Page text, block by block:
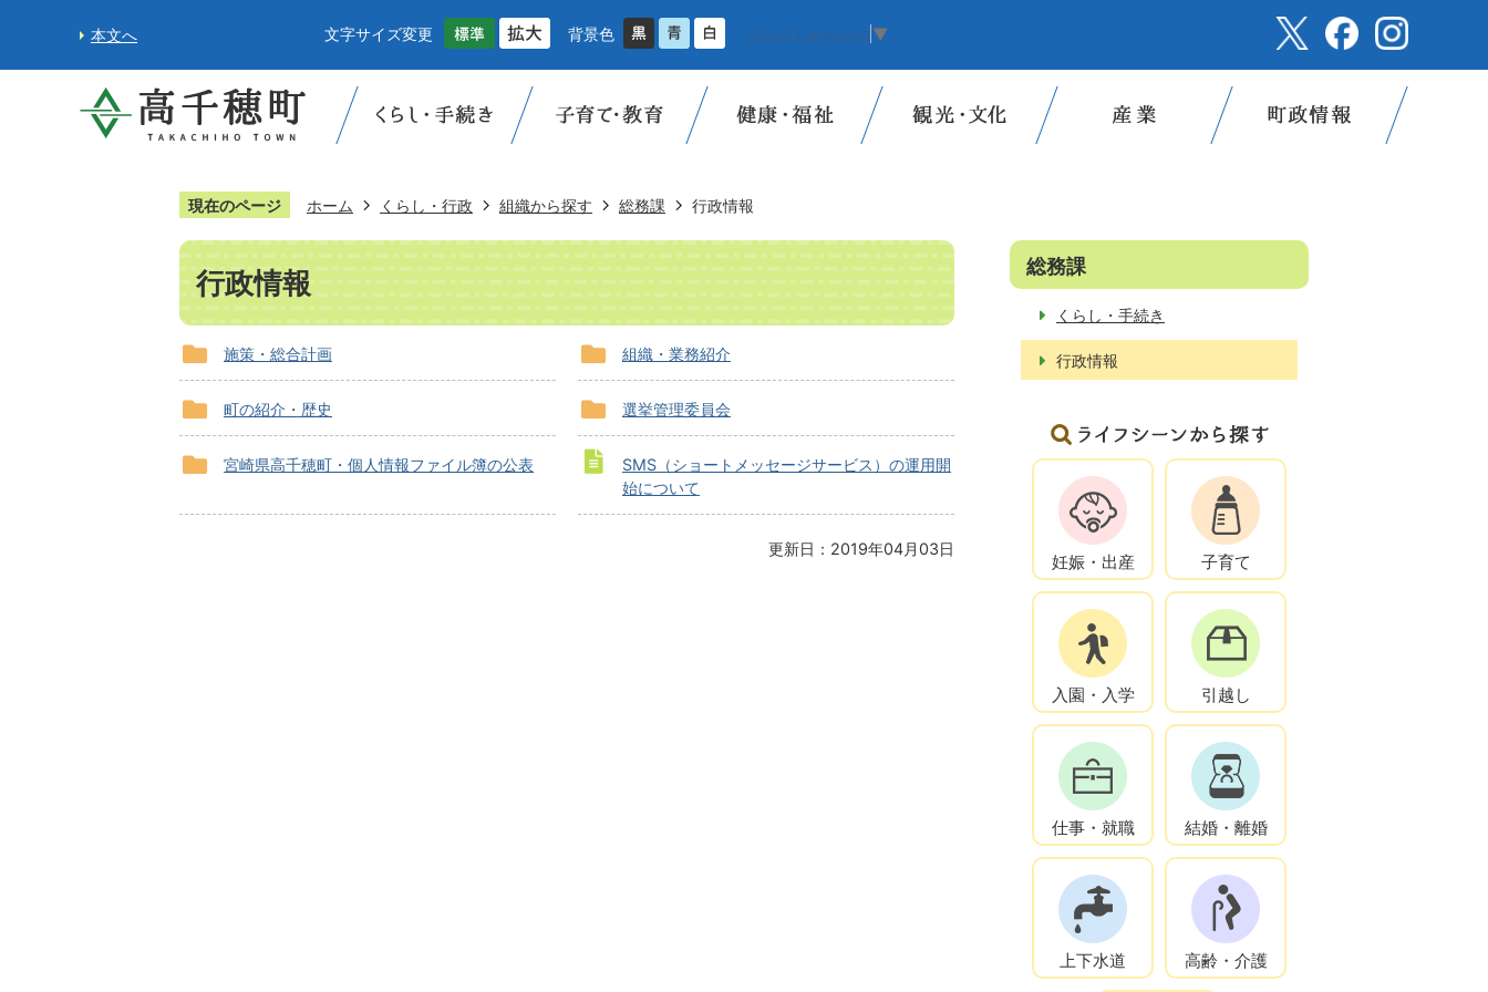
本文へ 文字サイズ変更 背景色 Select Language ▼
現在のページ ホーム くらし・行政 組織から探す 総務課 行政情報
行政情報
施策・総合計画 組織・業務紹介
町の紹介・歴史 選挙管理委員会
宮崎県高千穂町・個人情報ファイル簿の公表
SMS（ショートメッセージサービス）の運用開
始について
更新日：2019年04月03日
総務課
くらし・手続き
行政情報
妊娠・出産 子育て
入園・入学 引越し
仕事・就職 結婚・離婚
上下水道 高齢・介護